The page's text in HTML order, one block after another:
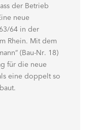
der Betrieb
neue
64 in der
Rhein. Mit dem
(Bau-Nr. 18)
für die neue
eine doppelt so